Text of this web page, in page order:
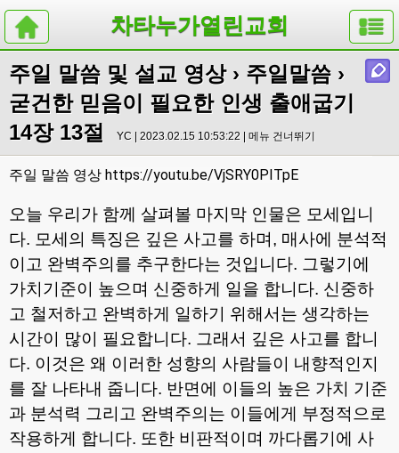
차타누가열린교회
주일 말씀 및 설교 영상› 주일말씀 ›
굳건한 믿음이 필요한 인생 출애굽기
14장 13절
YC | 2023.02.15 10:53:22 | 메뉴 건너뛰기
주일 말씀 영상 https://youtu.be/VjSRY0PITpE
오늘 우리가 함께 살펴볼 마지막 인물은 모세입니
다. 모세의 특징은 깊은 사고를 하며 , 매사에 분석적
이고 완벽주의를 추구한다는 것입니다. 그렇기에
가치기준이 높으며 신중하게 일을 합니다. 신중하
고 철저하고 완벽하게 일하기 위해서는 생각하는
시간이 많이 필요합니다. 그래서 깊은 사고를 합니
다. 이것은 왜 이러한 성향의 사람들이 내향적인지
를 잘 나타내 줍니다. 반면에 이들의 높은 가치 기준
과 분석력 그리고 완벽주의는 이들에게 부정적으로
작용하게 합니다. 또한 비판적이며 까다롭기에 사